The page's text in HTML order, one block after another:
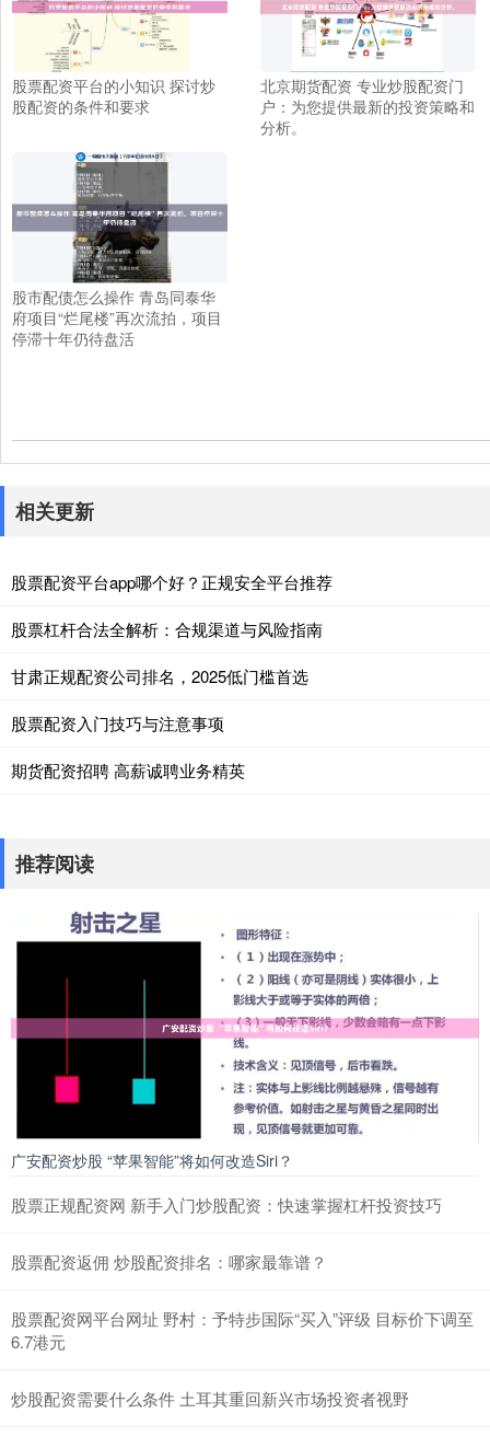
股票配资平台的小知识 探讨炒
股配资的条件和要求
北京期货配资 专业炒股配资门
户：为您提供最新的投资策略和
分析。
股市配债怎么操作 青岛同泰华
府项目“烂尾楼”再次流拍，项目
停滞十年仍待盘活
相关更新
股票配资平台app哪个好？正规安全平台推荐
股票杠杆合法全解析：合规渠道与风险指南
甘肃正规配资公司排名，2025低门槛首选
股票配资入门技巧与注意事项
期货配资招聘 高薪诚聘业务精英
推荐阅读
广安配资炒股 “苹果智能”将如何改造Siri？
股票正规配资网 新手入门炒股配资：快速掌握杠杆投资技巧
股票配资返佣 炒股配资排名：哪家最靠谱？
股票配资网平台网址 野村：予特步国际“买入”评级 目标价下调至
6.7港元
炒股配资需要什么条件 土耳其重回新兴市场投资者视野